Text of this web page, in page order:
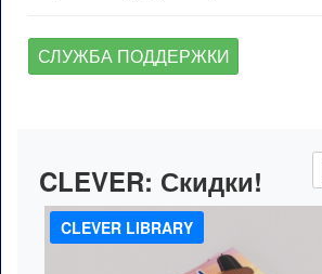
СЛУЖБА ПОДДЕРЖКИ
CLEVER: Скидки!
CLEVER LIBRARY